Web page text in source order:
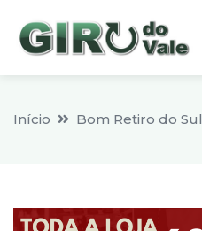
Início Bom Retiro do Sul